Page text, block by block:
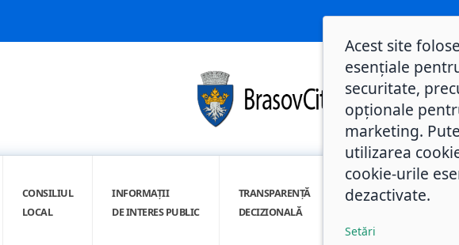
CONSILIUL
LOCAL
INFORMAȚII
DE INTERES PUBLIC
TRANSPARENȚĂ
DECIZIONALĂ
INTEGRITATE
Acest site
esențiale
securitate,
opționale
marketing.
utilizarea
cookie-urile
dezactivate.
Setări